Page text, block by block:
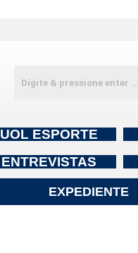
UOL ESPORTE
ENTREVISTAS
EXPEDIENTE